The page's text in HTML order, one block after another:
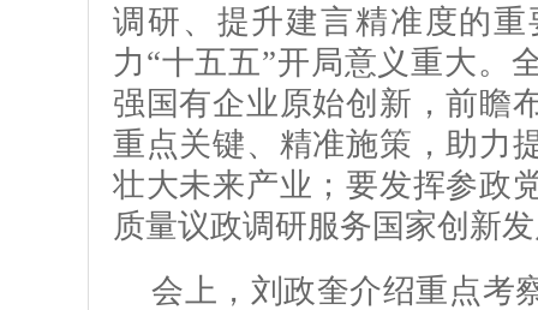
调研、提升建言精准度的
力“十五五”开局意义重大。
强国有企业原始创新，前瞻
重点关键、精准施策，助力
壮大未来产业；要发挥参政
质量议政调研服务国家创新
会上，刘政奎介绍重点考